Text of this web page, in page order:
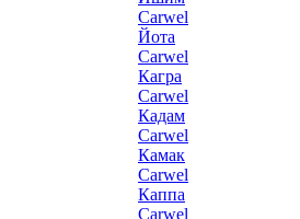
Carwel
Йота
Carwel
Кагра
Carwel
Кадам
Carwel
Камак
Carwel
Каппа
Carwel